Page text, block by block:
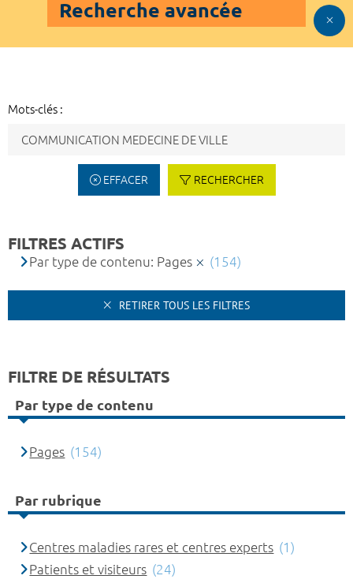
Recherche avancée
Mots-clés :
EFFACER RECHERCHER
FILTRES ACTIFS
Par type de contenu: Pages (154)
RETIRER TOUS LES FILTRES
FILTRE DE RÉSULTATS
Par type de contenu
Pages (154)
Par rubrique
Centres maladies rares et centres experts (1)
Patients et visiteurs (24)